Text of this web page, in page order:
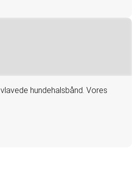
hundehalsbånd. Vores